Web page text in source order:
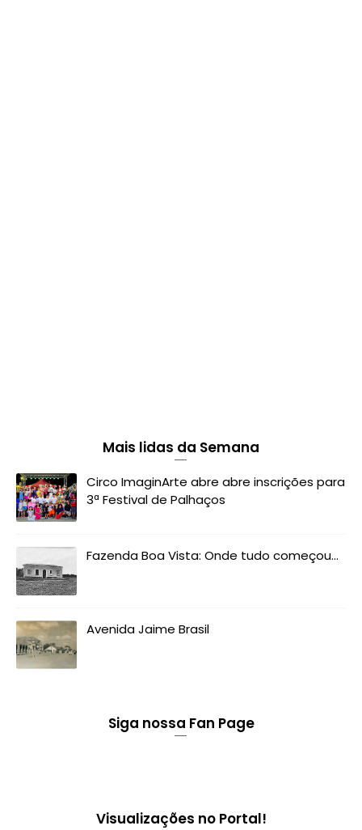
Mais lidas da Semana
Circo ImaginArte abre abre inscrições para
3ª Festival de Palhaços
Fazenda Boa Vista: Onde tudo começou...
Avenida Jaime Brasil
Siga nossa Fan Page
Visualizações no Portal!